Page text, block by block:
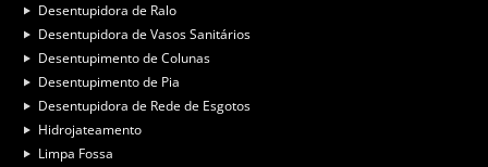
Desentupidora de Ralo
Desentupidora de Vasos Sanitários
Desentupimento de Colunas
Desentupimento de Pia
Desentupidora de Rede de Esgotos
Hidrojateamento
Limpa Fossa